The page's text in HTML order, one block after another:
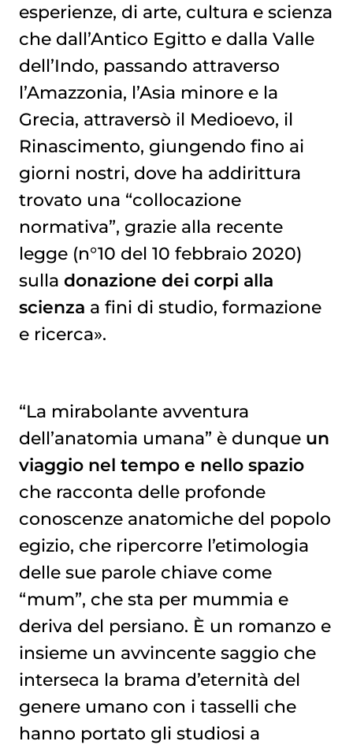
esperienze, di arte, cultura e scienza
che dall’Antico Egitto e dalla Valle
dell’Indo, passando attraverso
l’Amazzonia, l’Asia minore e la
Grecia, attraversò il Medioevo, il
Rinascimento, giungendo fino ai
giorni nostri, dove ha addirittura
trovato una “collocazione
normativa”, grazie alla recente
legge (n°10 del 10 febbraio 2020)
sulla donazione dei corpi alla
scienza a fini di studio, formazione
e ricerca».
“La mirabolante avventura
dell’anatomia umana” è dunque un
viaggio nel tempo e nello spazio
che racconta delle profonde
conoscenze anatomiche del popolo
egizio, che ripercorre l’etimologia
delle sue parole chiave come
“mum”, che sta per mummia e
deriva del persiano. È un romanzo e
insieme un avvincente saggio che
interseca la brama d’eternità del
genere umano con i tasselli che
hanno portato gli studiosi a